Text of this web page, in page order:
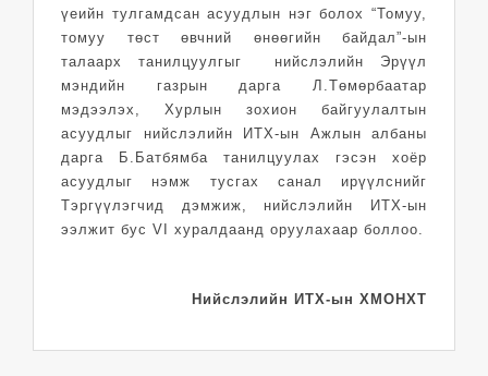
үеийн тулгамдсан асуудлын нэг болох “Томуу,
томуу төст өвчний өнөөгийн байдал”-ын
талаарх танилцуулгыг нийслэлийн Эрүүл
мэндийн газрын дарга Л.Төмөрбаатар
мэдээлэх, Хурлын зохион байгуулалтын
асуудлыг нийслэлийн ИТХ-ын Ажлын албаны
дарга Б.Батбямба танилцуулах гэсэн хоёр
асуудлыг нэмж тусгах санал ирүүлснийг
Тэргүүлэгчид дэмжиж, нийслэлийн ИТХ-ын
ээлжит бус VI хуралдаанд оруулахаар боллоо.
Нийслэлийн ИТХ-ын ХМОНХТ